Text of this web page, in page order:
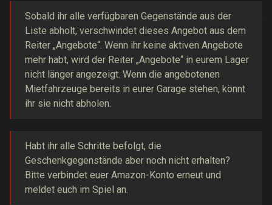
Sobald ihr alle verfügbaren Gegenstände aus der
Liste abholt, verschwindet dieses Angebot aus dem
Reiter „Angebote“. Wenn ihr keine aktiven Angebote
mehr habt, wird der Reiter „Angebote“ in eurem Lager
nicht länger angezeigt. Wenn die angebotenen
Mietfahrzeuge bereits in eurer Garage stehen, könnt
ihr sie nicht abholen.
Habt ihr alle Schritte befolgt, die
Geschenkgegenstände aber noch nicht erhalten?
Bitte verbindet euer Amazon-Konto erneut und
meldet euch im Spiel an.